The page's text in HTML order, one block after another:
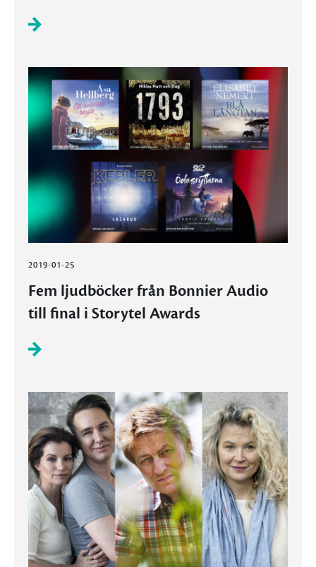
2019-01-25
Fem ljudböcker från Bonnier Audio
till final i Storytel Awards